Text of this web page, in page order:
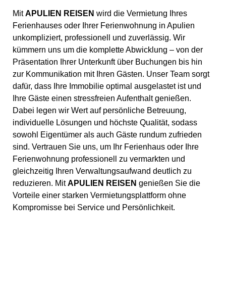
MitAPULIEN REISEN wird die Vermietung Ihres
Ferienhauses oder Ihrer Ferienwohnung in Apulien
unkompliziert, professionell und zuverlässig. Wir
kümmern uns um die komplette Abwicklung – von der
Präsentation Ihrer Unterkunft über Buchungen bis hin
zur Kommunikation mit Ihren Gästen. Unser Team sorgt
dafür, dass Ihre Immobilie optimal ausgelastet ist und
Ihre Gäste einen stressfreien Aufenthalt genießen.
Dabei legen wir Wert auf persönliche Betreuung,
individuelle Lösungen und höchste Qualität, sodass
sowohl Eigentümer als auch Gäste rundum zufrieden
sind. Vertrauen Sie uns, um Ihr Ferienhaus oder Ihre
Ferienwohnung professionell zu vermarkten und
gleichzeitig Ihren Verwaltungsaufwand deutlich zu
reduzieren. MitAPULIEN REISEN genießen Sie die
Vorteile einer starken Vermietungsplattform ohne
Kompromisse bei Service und Persönlichkeit.